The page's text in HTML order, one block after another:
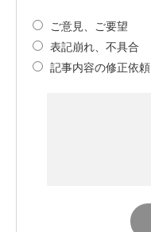
ご意見、ご要望
表記崩れ、不具合
記事内容の修正依頼